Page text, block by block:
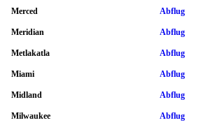
Merced Abflug
Meridian Abflug
Metlakatla Abflug
Miami Abflug
Midland Abflug
Milwaukee Abflug